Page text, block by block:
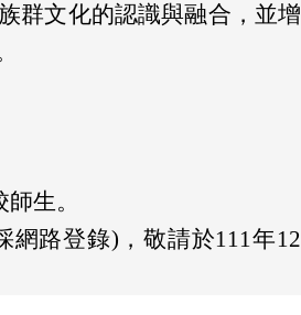
群文化的認識與融合，並增
生。
網路登錄)，敬請於111年12